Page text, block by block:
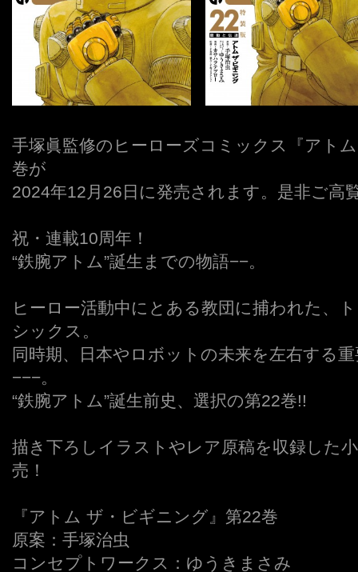
手塚眞監修のヒーローズコミックス『アト
巻が
2024年12月26日に発売されます。是非ご高
祝・連載10周年！
“鉄腕アトム”誕生までの物語−−。
ヒーロー活動中にとある教団に捕われた、
シックス。
同時期、日本やロボットの未来を左右する
−−−。
“鉄腕アトム”誕生前史、選択の第22巻!!
描き下ろしイラストやレア原稿を収録した
売！
『アトム ザ・ビギニング』第22巻
原案：手塚治虫
コンセプトワークス：ゆうきまさみ